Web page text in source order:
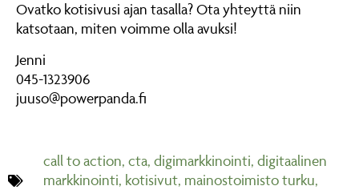
Ovatko kotisivusi ajan tasalla? Ota yhteyttä niin
katsotaan, miten voimme olla avuksi!
Jenni
045-1323906
juuso@powerpanda.fi
call to action, cta, digimarkkinointi, digitaalinen
markkinointi, kotisivut, mainostoimisto turku,